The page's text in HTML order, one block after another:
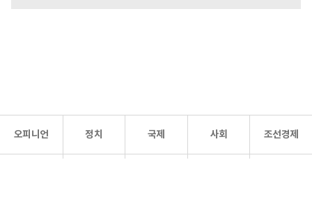
오피니언 정치 국제 사회 조선경제